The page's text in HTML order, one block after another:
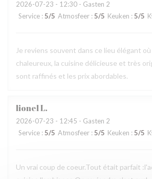
2026-07-23 - 12:30 - Gasten 2
Service : 5/5 Atmosfeer : 5/5 Keuken : 5/5
Je reviens souvent dans ce lieu élégant
chaleureux, la cuisine délicieuse et très
sont raffinés et les prix abordables.
lionelL
2026-07-23 - 12:45 - Gasten 2
Service : 5/5 Atmosfeer : 5/5 Keuken : 5/5
Un vrai coup de coeur.Tout était parfait